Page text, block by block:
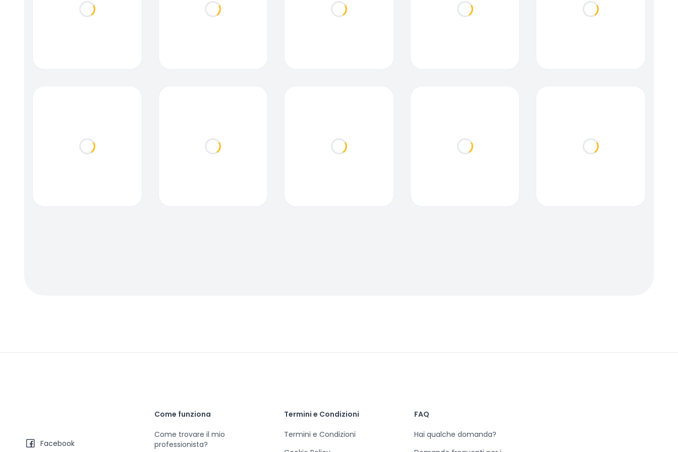
Loading... Loading... Loading... Loading... Loading...
Loading... Loading... Loading... Loading... Loading...
Facebook
Come funziona
Come trovare il mio
professionista?
Termini e Condizioni
Termini e Condizioni
FAQ
Hai qualche domanda?